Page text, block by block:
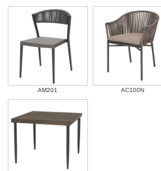
AM201 AC100N